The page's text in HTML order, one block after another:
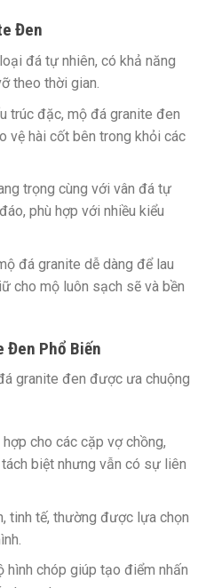
Đen
đá tự nhiên, có khả năng
theo thời gian.
trúc đặc, mộ đá granite đen
vệ hài cốt bên trong khỏi các
trọng cùng với vân đá tự
phù hợp với nhiều kiểu
đá granite dễ dàng để lau
cho mộ luôn sạch sẽ và bền
Đen Phổ Biến
granite đen được ưa chuộng
cho các cặp vợ chồng,
biệt nhưng vẫn có sự liên
tinh tế, thường được lựa chọn
hình chóp giúp tạo điểm nhấn